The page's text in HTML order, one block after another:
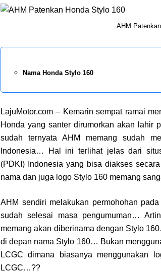
AHM
Nama Honda Stylo 160
LajuMotor.com – Kemarin sempat ramai
Honda yang santer dirumorkan akan
sudah ternyata AHM memang sudah
Indonesia… Hal ini terlihat jelas dari
(PDKI) Indonesia yang bisa diakses
nama dan juga logo Stylo 160 memang
AHM sendiri melakukan permohohan
sudah selesai masa pengumuman…
memang akan diberinama dengan Stylo
di depan nama Stylo 160… Bukan
LCGC dimana biasanya menggunakan
LCGC…??